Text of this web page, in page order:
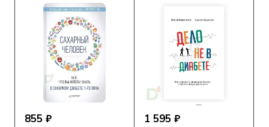
855 ₽ 1 595 ₽